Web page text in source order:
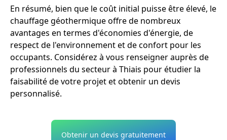
En résumé, bien que le coût initial puisse être élevé, le
chauffage géothermique offre de nombreux
avantages en termes d'économies d'énergie, de
respect de l'environnement et de confort pour les
occupants. Considérez à vous renseigner auprès de
professionnels du secteur à Thiais pour étudier la
faisabilité de votre projet et obtenir un devis
personnalisé.
Obtenir un devis gratuitement